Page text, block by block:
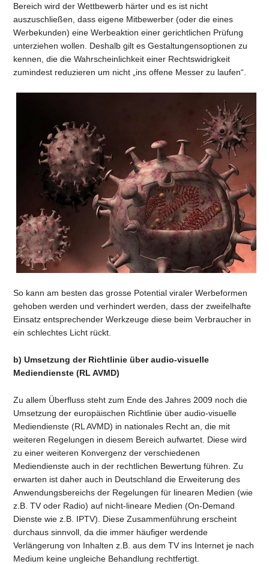
Bereich wird der Wettbewerb härter und es ist nicht
auszuschließen, dass eigene Mitbewerber (oder die eines
Werbekunden) eine Werbeaktion einer gerichtlichen Prüfung
unterziehen wollen. Deshalb gilt es Gestaltungensoptionen zu
kennen, die die Wahrscheinlichkeit einer Rechtswidrigkeit
zumindest reduzieren um nicht „ins offene Messer zu laufen“.
So kann am besten das grosse Potential viraler Werbeformen
gehoben werden und verhindert werden, dass der zweifelhafte
Einsatz entsprechender Werkzeuge diese beim Verbraucher in
ein schlechtes Licht rückt.
b) Umsetzung der Richtlinie über audio-visuelle
Mediendienste (RL AVMD)
Zu allem Überfluss steht zum Ende des Jahres 2009 noch die
Umsetzung der europäischen Richtlinie über audio-visuelle
Mediendienste (RL AVMD) in nationales Recht an, die mit
weiteren Regelungen in diesem Bereich aufwartet. Diese wird
zu einer weiteren Konvergenz der verschiedenen
Mediendienste auch in der rechtlichen Bewertung führen. Zu
erwarten ist daher auch in Deutschland die Erweiterung des
Anwendungsbereichs der Regelungen für linearen Medien (wie
z.B. TV oder Radio) auf nicht-lineare Medien (On-Demand
Dienste wie z.B. IPTV). Diese Zusammenführung erscheint
durchaus sinnvoll, da die immer häufiger werdende
Verlängerung von Inhalten z.B. aus dem TV ins Internet je nach
Medium keine ungleiche Behandlung rechtfertigt.